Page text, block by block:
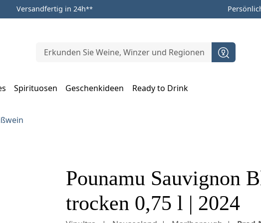
Versandfertig in 24h**
Spirituosen Geschenkideen
Ready to Drink
Pounamu Sauvignon
trocken 0,75 l | 2024